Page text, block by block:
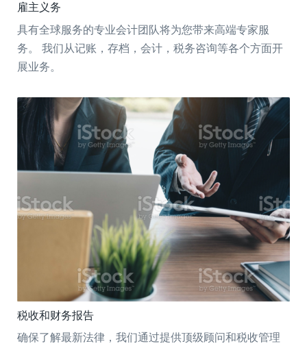
雇主义务
具有全球服务的专业会计团队将为您带来高端专家服
务。 我们从记账，存档，会计，税务咨询等各个方面开
展业务。
税收和财务报告
确保了解最新法律，我们通过提供顶级顾问和税收管理